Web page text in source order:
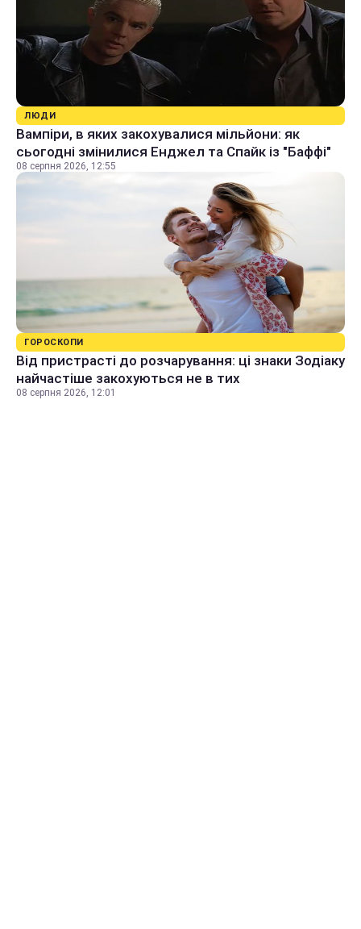
ЛЮДИ
Вампіри, в яких закохувалися мільйони: як
сьогодні змінилися Енджел та Спайк із "Баффі"
08 серпня 2026, 12:55
ГОРОСКОПИ
Від пристрасті до розчарування: ці знаки Зодіаку
найчастіше закохуються не в тих
08 серпня 2026, 12:01